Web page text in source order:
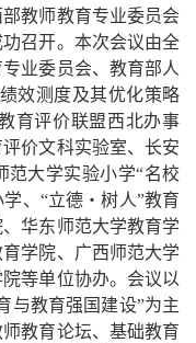
教师教育专业委员会
召开。本次会议由全
业委员会、教育部人
效测度及其优化策略
育评价联盟西北办事
价文科实验室、长安
范大学实验小学“名校
、“立德・树人”教育
华东师范大学教育学
学院、广西师范大学
等单位协办。会议以
教育强国建设”为主
教育论坛、基础教育